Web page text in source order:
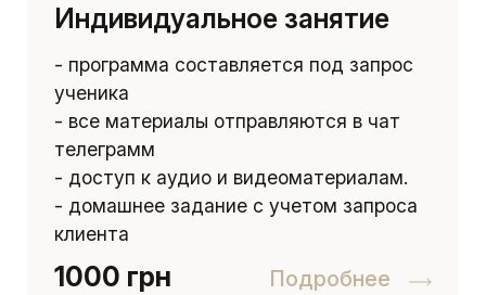
Индивидуальное занятие
- программа составляется под запрос
ученика
- все материалы отправляются в чат
телеграмм
- доступ к аудио и видеоматериалам.
- домашнее задание с учетом запроса
клиента
1000 грн Подробнее